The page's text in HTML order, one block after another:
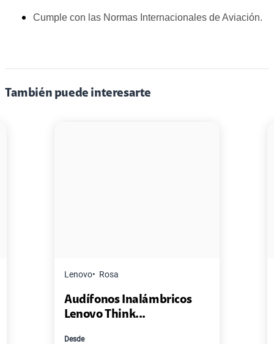
Cumple con las Normas Internacionales de Aviación.
También puede interesarte
Lenovo Rosa
Audífonos Inalámbricos
Lenovo Think...
Desde